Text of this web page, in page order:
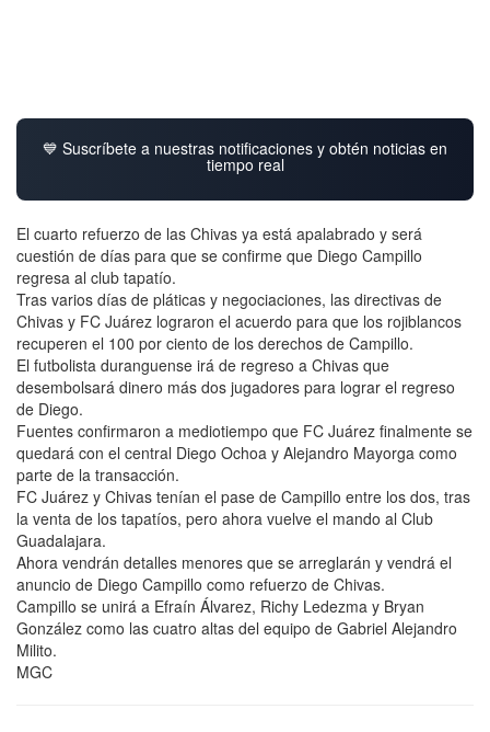
💙 Suscríbete a nuestras notificaciones y obtén noticias en
tiempo real
El cuarto refuerzo de las Chivas ya está apalabrado y será
cuestión de días para que se confirme que Diego Campillo
regresa al club tapatío.
Tras varios días de pláticas y negociaciones, las directivas de
Chivas y FC Juárez lograron el acuerdo para que los rojiblancos
recuperen el 100 por ciento de los derechos de Campillo.
El futbolista duranguense irá de regreso a Chivas que
desembolsará dinero más dos jugadores para lograr el regreso
de Diego.
Fuentes confirmaron a mediotiempo que FC Juárez finalmente se
quedará con el central Diego Ochoa y Alejandro Mayorga como
parte de la transacción.
FC Juárez y Chivas tenían el pase de Campillo entre los dos, tras
la venta de los tapatíos, pero ahora vuelve el mando al Club
Guadalajara.
Ahora vendrán detalles menores que se arreglarán y vendrá el
anuncio de Diego Campillo como refuerzo de Chivas.
Campillo se unirá a Efraín Álvarez, Richy Ledezma y Bryan
González como las cuatro altas del equipo de Gabriel Alejandro
Milito.
MGC